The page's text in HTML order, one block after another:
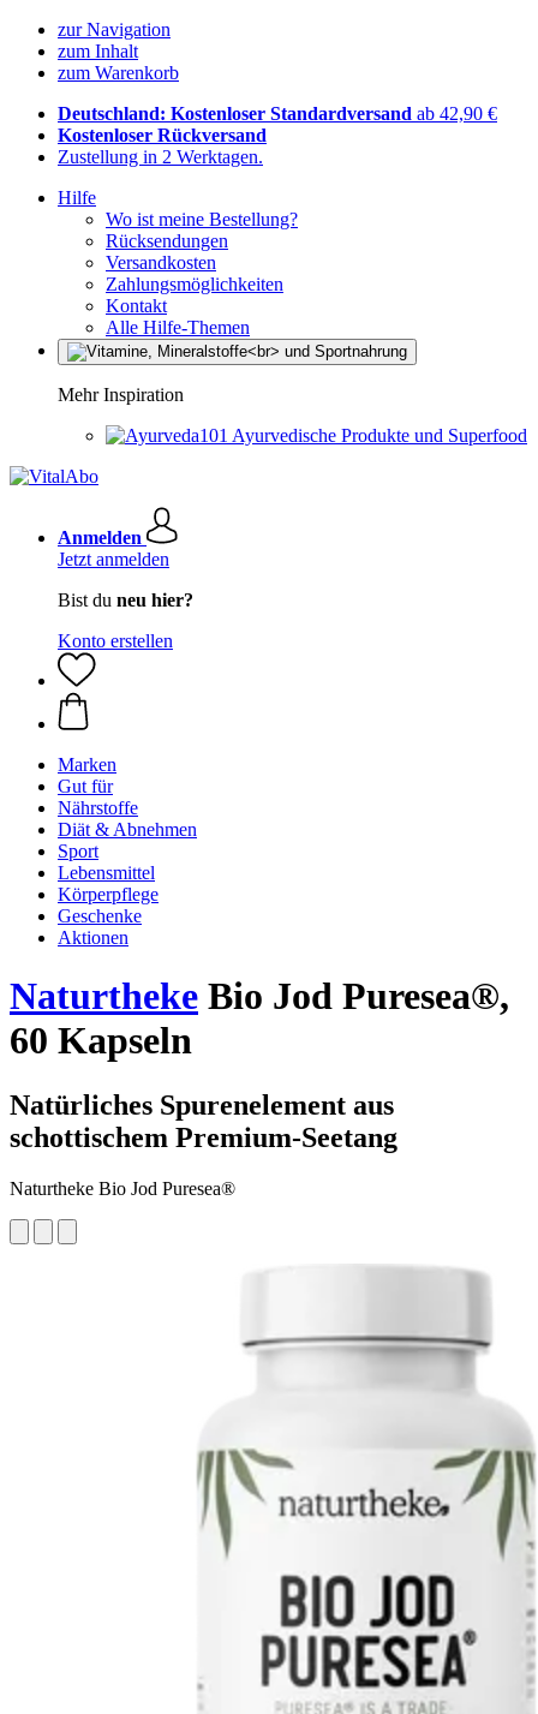
zur Navigation
zum Inhalt
zum Warenkorb
Deutschland: Kostenloser Standardversand ab 42,90 €
Kostenloser Rückversand
Zustellung in 2 Werktagen.
Hilfe
Wo ist meine Bestellung?
Rücksendungen
Versandkosten
Zahlungsmöglichkeiten
Kontakt
Alle Hilfe-Themen
Mehr Inspiration
Ayurvedische Produkte und Superfood
Anmelden
Jetzt anmelden
Bist du neu hier?
Konto erstellen
Marken
Gut für
Nährstoffe
Diät & Abnehmen
Sport
Lebensmittel
Körperpflege
Geschenke
Aktionen
Naturtheke Bio Jod Puresea®,
60 Kapseln
Natürliches Spurenelement aus
schottischem Premium-Seetang
Naturtheke Bio Jod Puresea®